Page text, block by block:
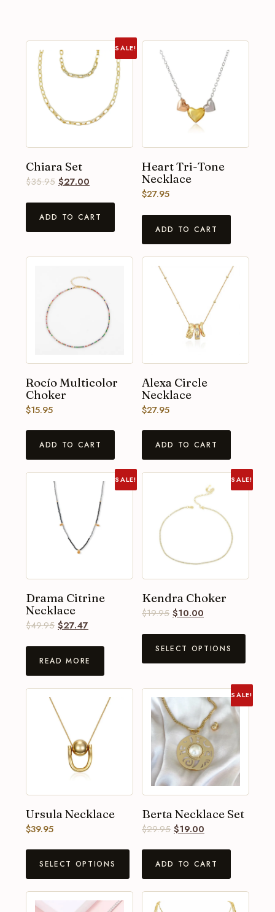
SALE!
Chiara Set
$35.95 $27.00
ADD TO CART
Heart Tri-Tone
Necklace
$27.95
ADD TO CART
Rocío Multicolor
Choker
$15.95
ADD TO CART
Alexa Circle
Necklace
$27.95
ADD TO CART
SALE!
Drama Citrine
Necklace
$49.95 $27.47
READ MORE
SALE!
Kendra Choker
$19.95 $10.00
SELECT OPTIONS
Ursula Necklace
$39.95
SELECT OPTIONS
SALE!
Berta Necklace Set
$29.95 $19.00
ADD TO CART